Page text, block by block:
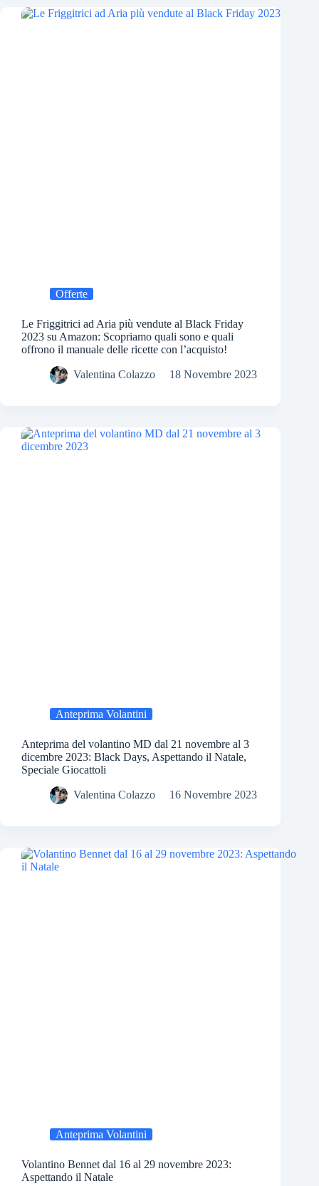
Offerte
Le Friggitrici ad Aria più vendute al Black Friday
2023 su Amazon: Scopriamo quali sono e quali
offrono il manuale delle ricette con l’acquisto!
Valentina Colazzo 18 Novembre 2023
Anteprima Volantini
Anteprima del volantino MD dal 21 novembre al 3
dicembre 2023: Black Days, Aspettando il Natale,
Speciale Giocattoli
Valentina Colazzo 16 Novembre 2023
Anteprima Volantini
Volantino Bennet dal 16 al 29 novembre 2023:
Aspettando il Natale